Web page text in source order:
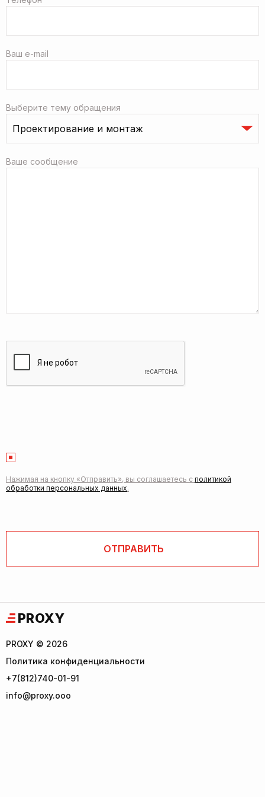
Ваш e-mail
Выберите тему обращения
Ваше сообщение
Нажимая на кнопку «Отправить», вы соглашаетесь с политикой
обработки персональных данных.
PROXY
PROXY © 2026
Политика конфиденциальности
+7(812)740-01-91
info@proxy.ooo